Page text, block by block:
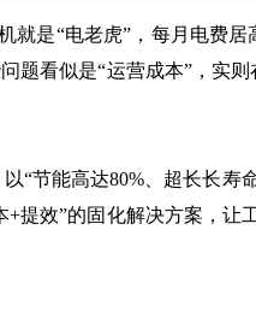
是“电老虎”，每月电费居
题看似是“运营成本”，实
以“节能高达80%、超长长寿
提效”的固化解决方案，让